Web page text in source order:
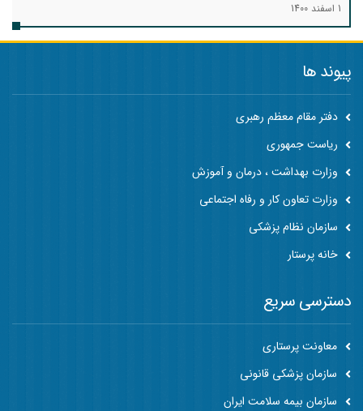
1 اسفند 1400
پیوند ها
دفتر مقام معظم رهبری
ریاست جمهوری
وزارت بهداشت ، درمان و آموزش
وزارت تعاون کار و رفاه اجتماعی
سازمان نظام پزشکی
خانه پرستار
دسترسی سریع
معاونت پرستاری
سازمان پزشکی قانونی
سازمان بیمه سلامت ایران